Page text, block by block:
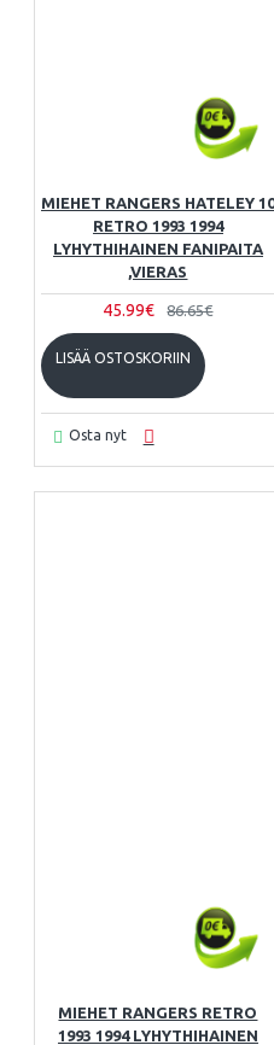
MIEHET RANGERS HATELEY 10
RETRO 1993 1994
LYHYTHIHAINEN FANIPAITA
,VIERAS
45.99€ 86.65€
LISÄÄ OSTOSKORIIN
Osta nyt
MIEHET RANGERS RETRO
1993 1994 LYHYTHIHAINEN